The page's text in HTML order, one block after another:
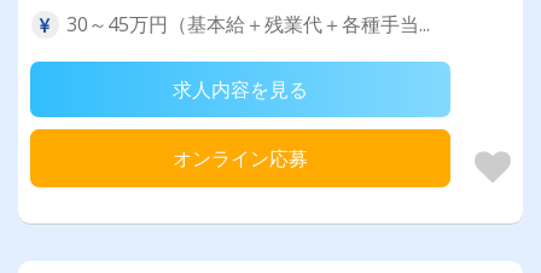
30～45万円（基本給＋残業代＋各種手当...
求人内容を見る
オンライン応募